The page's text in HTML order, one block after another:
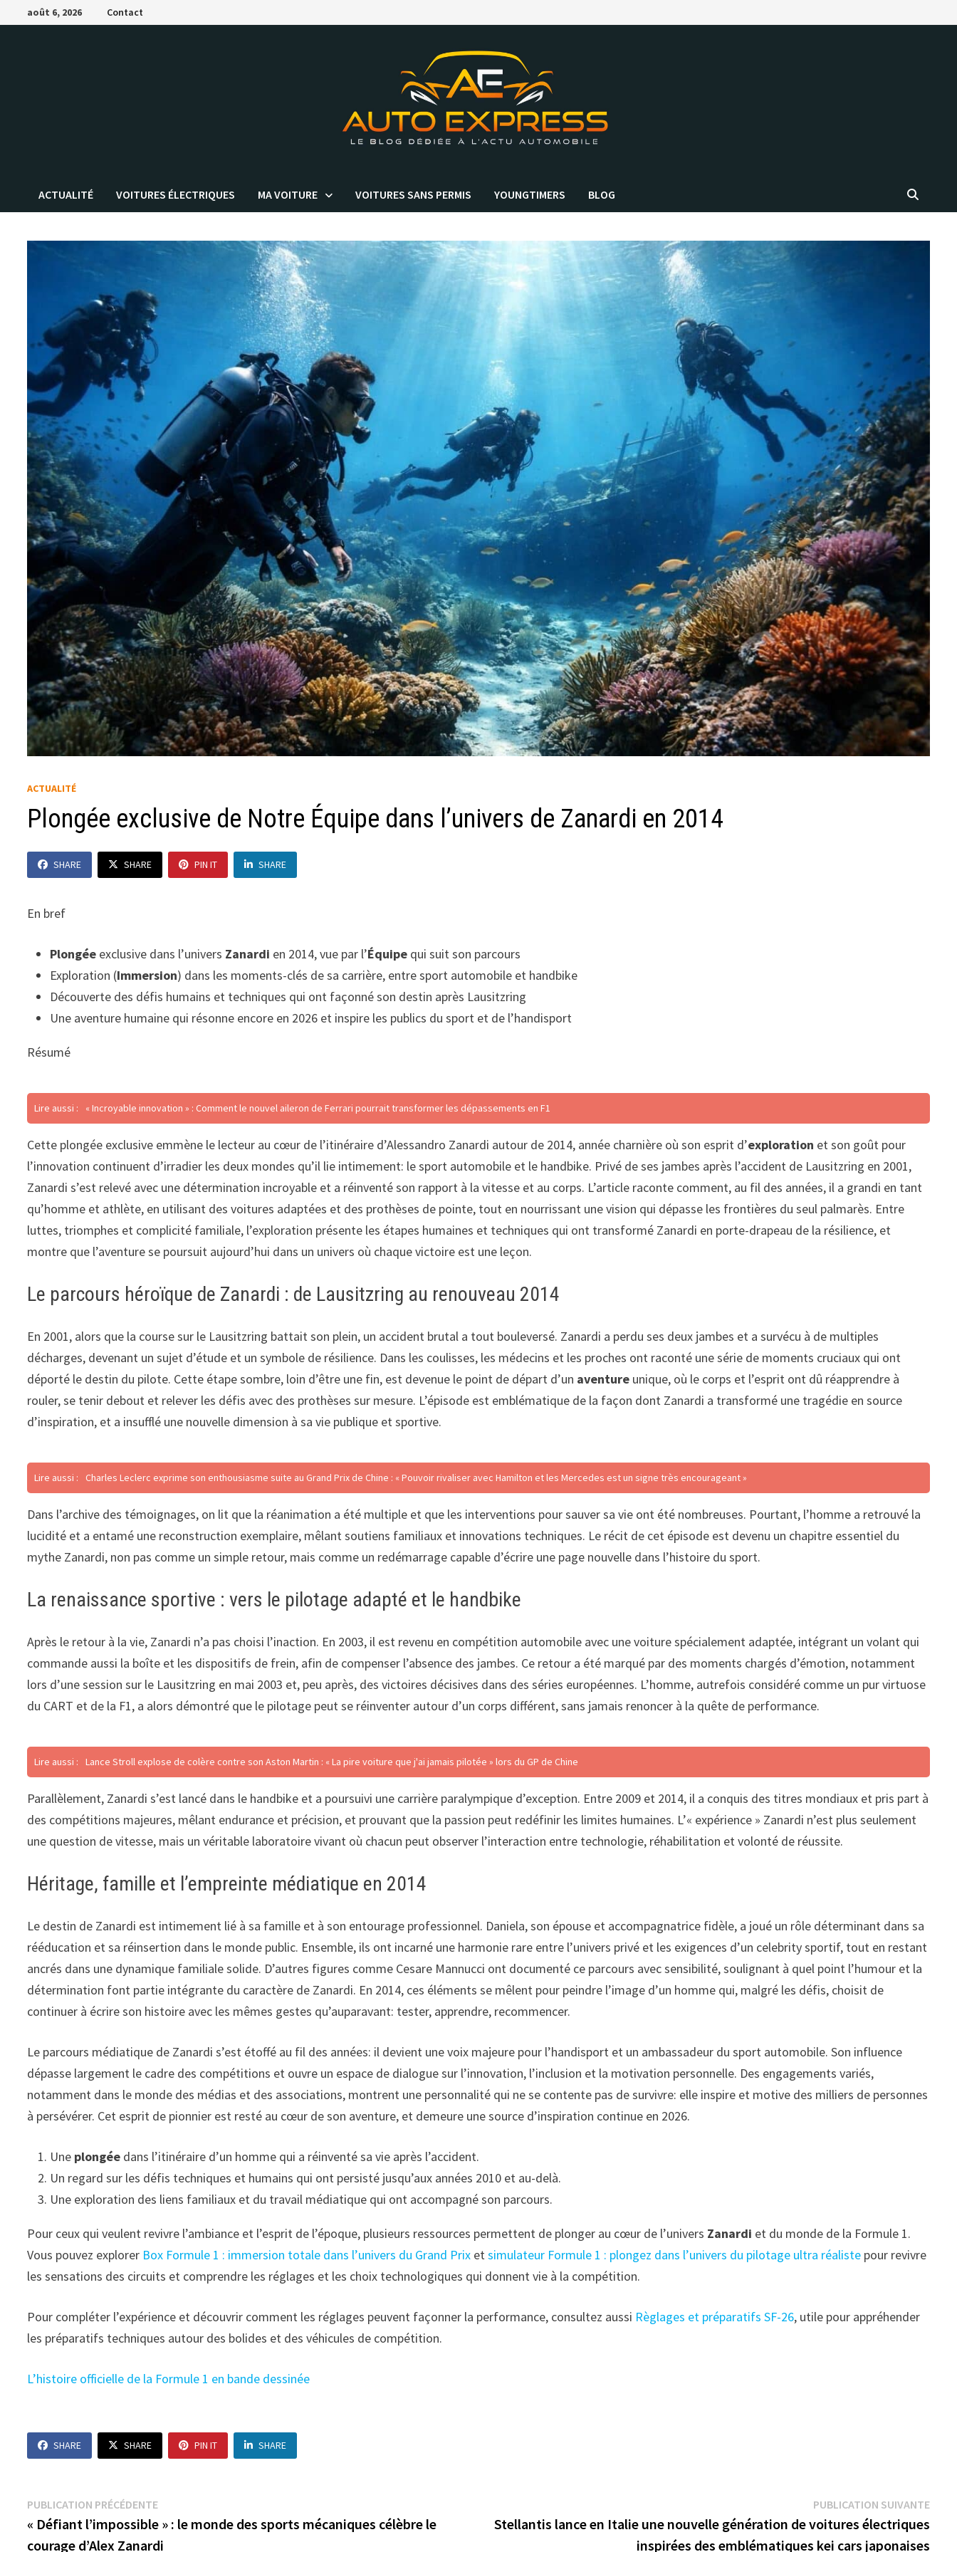
Passer
au
août 6, 2026 Contact
ACTUALITÉ VOITURES ÉLECTRIQUES MA VOITURE VOITURES SANS PERMIS YOUNGTIMERS BLOG
ACTUALITÉ
Plongée exclusive de Notre Équipe dans l’univers de Zanardi en 2014
SHARE SHARE PIN IT SHARE
En bref
Plongée exclusive dans l’univers Zanardi en 2014, vue par l’Équipe qui suit son parcours
Exploration (Immersion) dans les moments-clés de sa carrière, entre sport automobile et handbike
Découverte des défis humains et techniques qui ont façonné son destin après Lausitzring
Une aventure humaine qui résonne encore en 2026 et inspire les publics du sport et de l’handisport
Résumé
Lire aussi : « Incroyable innovation » : Comment le nouvel aileron de Ferrari pourrait transformer les dépassements en F1
Cette plongée exclusive emmène le lecteur au cœur de l’itinéraire d’Alessandro Zanardi autour de 2014, année charnière où son esprit d’exploration et son goût pour
l’innovation continuent d’irradier les deux mondes qu’il lie intimement: le sport automobile et le handbike. Privé de ses jambes après l’accident de Lausitzring en 2001,
Zanardi s’est relevé avec une détermination incroyable et a réinventé son rapport à la vitesse et au corps. L’article raconte comment, au fil des années, il a grandi en tant
qu’homme et athlète, en utilisant des voitures adaptées et des prothèses de pointe, tout en nourrissant une vision qui dépasse les frontières du seul palmarès. Entre
luttes, triomphes et complicité familiale, l’exploration présente les étapes humaines et techniques qui ont transformé Zanardi en porte-drapeau de la résilience, et
montre que l’aventure se poursuit aujourd’hui dans un univers où chaque victoire est une leçon.
Le parcours héroïque de Zanardi : de Lausitzring au renouveau 2014
En 2001, alors que la course sur le Lausitzring battait son plein, un accident brutal a tout bouleversé. Zanardi a perdu ses deux jambes et a survécu à de multiples
décharges, devenant un sujet d’étude et un symbole de résilience. Dans les coulisses, les médecins et les proches ont raconté une série de moments cruciaux qui ont
déporté le destin du pilote. Cette étape sombre, loin d’être une fin, est devenue le point de départ d’un aventure unique, où le corps et l’esprit ont dû réapprendre à
rouler, se tenir debout et relever les défis avec des prothèses sur mesure. L’épisode est emblématique de la façon dont Zanardi a transformé une tragédie en source
d’inspiration, et a insufflé une nouvelle dimension à sa vie publique et sportive.
Lire aussi : Charles Leclerc exprime son enthousiasme suite au Grand Prix de Chine : « Pouvoir rivaliser avec Hamilton et les Mercedes est un signe très encourageant »
Dans l’archive des témoignages, on lit que la réanimation a été multiple et que les interventions pour sauver sa vie ont été nombreuses. Pourtant, l’homme a retrouvé la
lucidité et a entamé une reconstruction exemplaire, mêlant soutiens familiaux et innovations techniques. Le récit de cet épisode est devenu un chapitre essentiel du
mythe Zanardi, non pas comme un simple retour, mais comme un redémarrage capable d’écrire une page nouvelle dans l’histoire du sport.
La renaissance sportive : vers le pilotage adapté et le handbike
Après le retour à la vie, Zanardi n’a pas choisi l’inaction. En 2003, il est revenu en compétition automobile avec une voiture spécialement adaptée, intégrant un volant qui
commande aussi la boîte et les dispositifs de frein, afin de compenser l’absence des jambes. Ce retour a été marqué par des moments chargés d’émotion, notamment
lors d’une session sur le Lausitzring en mai 2003 et, peu après, des victoires décisives dans des séries européennes. L’homme, autrefois considéré comme un pur virtuose
du CART et de la F1, a alors démontré que le pilotage peut se réinventer autour d’un corps différent, sans jamais renoncer à la quête de performance.
Lire aussi : Lance Stroll explose de colère contre son Aston Martin : « La pire voiture que j'ai jamais pilotée » lors du GP de Chine
Parallèlement, Zanardi s’est lancé dans le handbike et a poursuivi une carrière paralympique d’exception. Entre 2009 et 2014, il a conquis des titres mondiaux et pris part à
des compétitions majeures, mêlant endurance et précision, et prouvant que la passion peut redéfinir les limites humaines. L’« expérience » Zanardi n’est plus seulement
une question de vitesse, mais un véritable laboratoire vivant où chacun peut observer l’interaction entre technologie, réhabilitation et volonté de réussite.
Héritage, famille et l’empreinte médiatique en 2014
Le destin de Zanardi est intimement lié à sa famille et à son entourage professionnel. Daniela, son épouse et accompagnatrice fidèle, a joué un rôle déterminant dans sa
rééducation et sa réinsertion dans le monde public. Ensemble, ils ont incarné une harmonie rare entre l’univers privé et les exigences d’un celebrity sportif, tout en restant
ancrés dans une dynamique familiale solide. D’autres figures comme Cesare Mannucci ont documenté ce parcours avec sensibilité, soulignant à quel point l’humour et la
détermination font partie intégrante du caractère de Zanardi. En 2014, ces éléments se mêlent pour peindre l’image d’un homme qui, malgré les défis, choisit de
continuer à écrire son histoire avec les mêmes gestes qu’auparavant: tester, apprendre, recommencer.
Le parcours médiatique de Zanardi s’est étoffé au fil des années: il devient une voix majeure pour l’handisport et un ambassadeur du sport automobile. Son influence
dépasse largement le cadre des compétitions et ouvre un espace de dialogue sur l’innovation, l’inclusion et la motivation personnelle. Des engagements variés,
notamment dans le monde des médias et des associations, montrent une personnalité qui ne se contente pas de survivre: elle inspire et motive des milliers de personnes
à persévérer. Cet esprit de pionnier est resté au cœur de son aventure, et demeure une source d’inspiration continue en 2026.
Une plongée dans l’itinéraire d’un homme qui a réinventé sa vie après l’accident.
Un regard sur les défis techniques et humains qui ont persisté jusqu’aux années 2010 et au-delà.
Une exploration des liens familiaux et du travail médiatique qui ont accompagné son parcours.
Pour ceux qui veulent revivre l’ambiance et l’esprit de l’époque, plusieurs ressources permettent de plonger au cœur de l’univers Zanardi et du monde de la Formule 1.
Vous pouvez explorer Box Formule 1 : immersion totale dans l’univers du Grand Prix etsimulateur Formule 1 : plongez dans l’univers du pilotage ultra réaliste pour revivre
les sensations des circuits et comprendre les réglages et les choix technologiques qui donnent vie à la compétition.
Pour compléter l’expérience et découvrir comment les réglages peuvent façonner la performance, consultez aussi Règlages et préparatifs SF-26, utile pour appréhender
les préparatifs techniques autour des bolides et des véhicules de compétition.
L’histoire officielle de la Formule 1 en bande dessinée
SHARE SHARE PIN IT SHARE
Navigation
de
PUBLICATION PRÉCÉDENTEPublication
précédente :
« Défiant l’impossible » : le monde des sports mécaniques célèbre le
courage d’Alex Zanardi
PUBLICATION SUIVANTE
Stellantis lance en Italie une nouvelle génération de voitures électriques
inspirées des emblématiques kei cars japonaises